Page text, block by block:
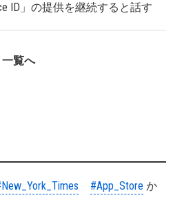
ID」の提供を継続すると話す
一覧へ
#App_Store か